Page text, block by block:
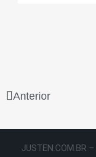
Anterior
JUSTEN.COM.BR